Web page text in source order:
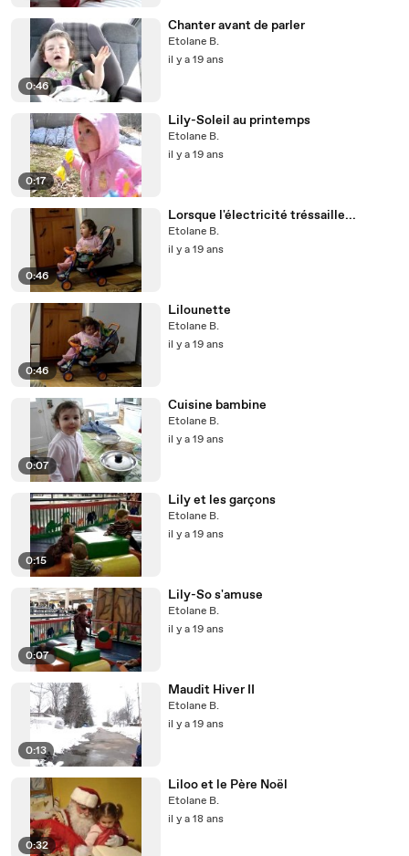
0:46
Chanter avant de parler
Etolane B.
il y a 19 ans
0:17
Lily-Soleil au printemps
Etolane B.
il y a 19 ans
0:46
Lorsque l'électricité tréssaille...
Etolane B.
il y a 19 ans
0:46
Lilounette
Etolane B.
il y a 19 ans
0:07
Cuisine bambine
Etolane B.
il y a 19 ans
0:15
Lily et les garçons
Etolane B.
il y a 19 ans
0:07
Lily-So s'amuse
Etolane B.
il y a 19 ans
0:13
Maudit Hiver II
Etolane B.
il y a 19 ans
0:32
Liloo et le Père Noël
Etolane B.
il y a 18 ans